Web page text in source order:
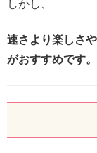
しかし、
速さより楽しさ
がおすすめです。